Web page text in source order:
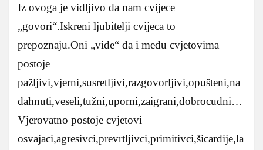
Iz ovoga je vidljivo da nam cvijece
„govori“.Iskreni ljubitelji cvijeca to
prepoznaju.Oni „vide“ da i medu cvjetovima
postoje
pažljivi,vjerni,susretljivi,razgovorljivi,opušteni,na
dahnuti,veseli,tužni,uporni,zaigrani,dobrocudni…
Vjerovatno postoje cvjetovi
osvajaci,agresivci,prevrtljivci,primitivci,šicardije,la